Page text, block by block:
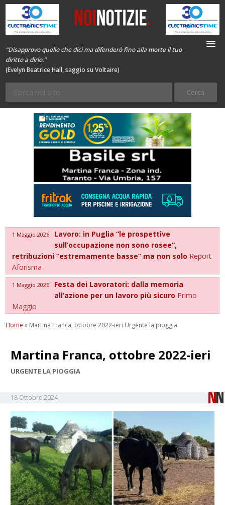
“Disapprovo quello che dici ma difenderò fino alla morte il tuo
diritto a dirlo.”
(Evelyn Beatrice Hall, saggio su Voltaire)
1 Maggio 2026
Lavoro: in Puglia “le prospettive
sull’occupazione non sono rosee”,
retribuzioni “estremamente basse” ma non solo Report
Aforisma
1 Maggio 2026
Festa dei Lavoratori: dalla memoria
all’azione per un lavoro più sicuro Primo
Maggio
Home » Martina Franca, ottobre 2022-ieri Urgente la pioggia
Martina Franca, ottobre 2022-ieri
URGENTE LA PIOGGIA
18 Ottobre 2024